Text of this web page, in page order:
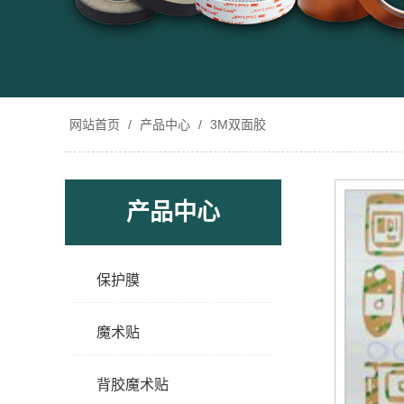
网站首页 / 产品中心 / 3M双面胶
产品中心
保护膜
魔术贴
背胶魔术贴